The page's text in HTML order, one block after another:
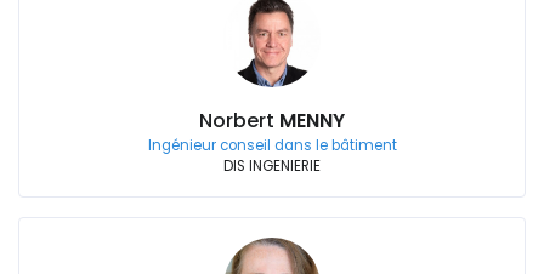
Norbert MENNY
Ingénieur conseil dans le bâtiment
DIS INGENIERIE